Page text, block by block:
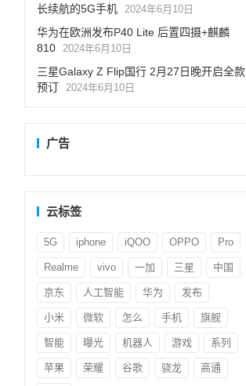
长续航的5G手机 2024年6月10日
华为在欧洲发布P40 Lite 后置四摄+麒麟
810 2024年6月10日
三星Galaxy Z Flip国行 2月27日晚开启全款
预订 2024年6月10日
广告
云标签
5G iphone iQOO OPPO Pro
Realme vivo 一加 三星 中国
京东 人工智能 华为 发布
小米 微软 怎么 手机 旗舰
智能 曝光 机器人 游戏 系列
苹果 荣耀 谷歌 骁龙 高通